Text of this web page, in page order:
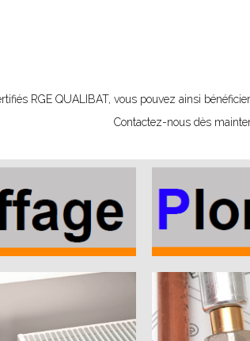
RGE QUALIBAT, vous pouvez ainsi
Contactez-nous dès